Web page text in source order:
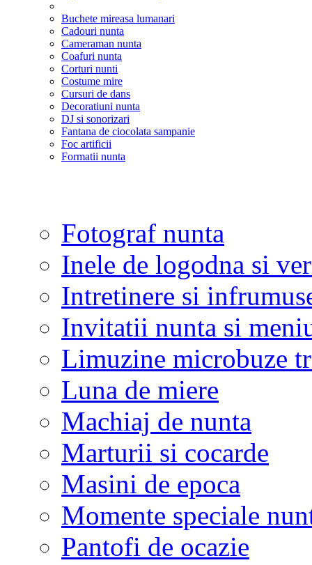
Buchete mireasa lumanari
Cadouri nunta
Cameraman nunta
Coafuri nunta
Corturi nunti
Costume mire
Cursuri de dans
Decoratiuni nunta
DJ si sonorizari
Fantana de ciocolata sampanie
Foc artificii
Formatii nunta
Fotograf nunta
Inele de logodna si
Intretinere si
Invitatii nunta si
Limuzine microbuze
Luna de miere
Machiaj de nunta
Marturii si cocarde
Masini de epoca
Momente speciale
Pantofi de ocazie